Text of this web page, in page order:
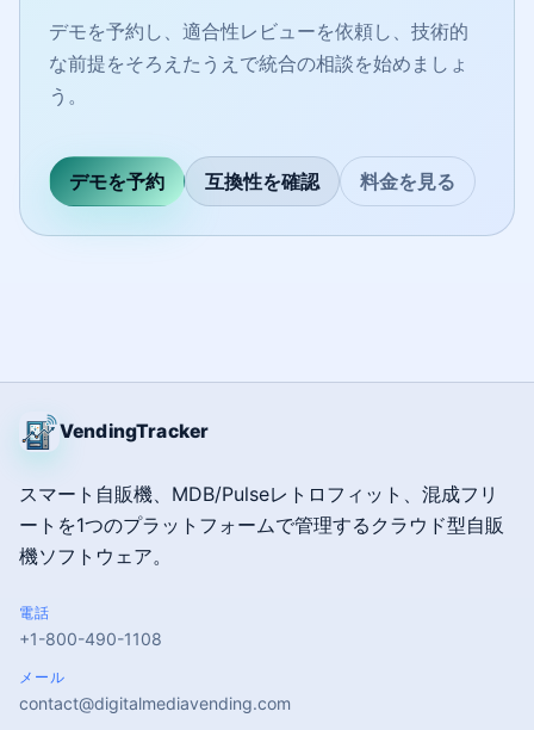
デモを予約し、適合性レビューを依頼し、技術的
な前提をそろえたうえで統合の相談を始めましょ
う。
デモを予約 互換性を確認 料金を見る
VendingTracker
スマート自販機、MDB/Pulseレトロフィット、混成フリ
ートを1つのプラットフォームで管理するクラウド型自販
機ソフトウェア。
電話
+1-800-490-1108
メール
contact@digitalmediavending.com